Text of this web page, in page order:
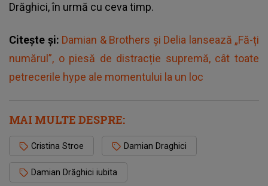
Drăghici, în urmă cu ceva timp.
Citește și: Damian & Brothers și Delia lansează „Fă-ți
numărul”, o piesă de distracție supremă, cât toate
petrecerile hype ale momentului la un loc
MAI MULTE DESPRE:
Cristina Stroe Damian Draghici
Damian Drăghici iubita